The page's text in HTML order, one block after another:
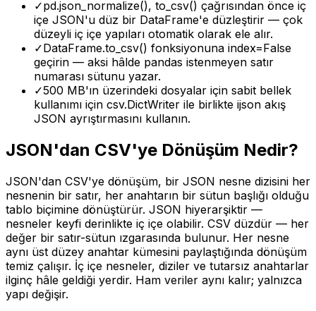
✓pd.json_normalize(), to_csv() çağrısından önce iç
içe JSON'u düz bir DataFrame'e düzleştirir — çok
düzeyli iç içe yapıları otomatik olarak ele alır.
✓DataFrame.to_csv() fonksiyonuna index=False
geçirin — aksi hâlde pandas istenmeyen satır
numarası sütunu yazar.
✓500 MB'ın üzerindeki dosyalar için sabit bellek
kullanımı için csv.DictWriter ile birlikte ijson akış
JSON ayrıştırmasını kullanın.
JSON'dan CSV'ye Dönüşüm Nedir?
JSON'dan CSV'ye dönüşüm, bir JSON nesne dizisini her
nesnenin bir satır, her anahtarın bir sütun başlığı olduğu
tablo biçimine dönüştürür. JSON hiyerarşiktir —
nesneler keyfi derinlikte iç içe olabilir. CSV düzdür — her
değer bir satır-sütun ızgarasında bulunur. Her nesne
aynı üst düzey anahtar kümesini paylaştığında dönüşüm
temiz çalışır. İç içe nesneler, diziler ve tutarsız anahtarlar
ilginç hâle geldiği yerdir. Ham veriler aynı kalır; yalnızca
yapı değişir.